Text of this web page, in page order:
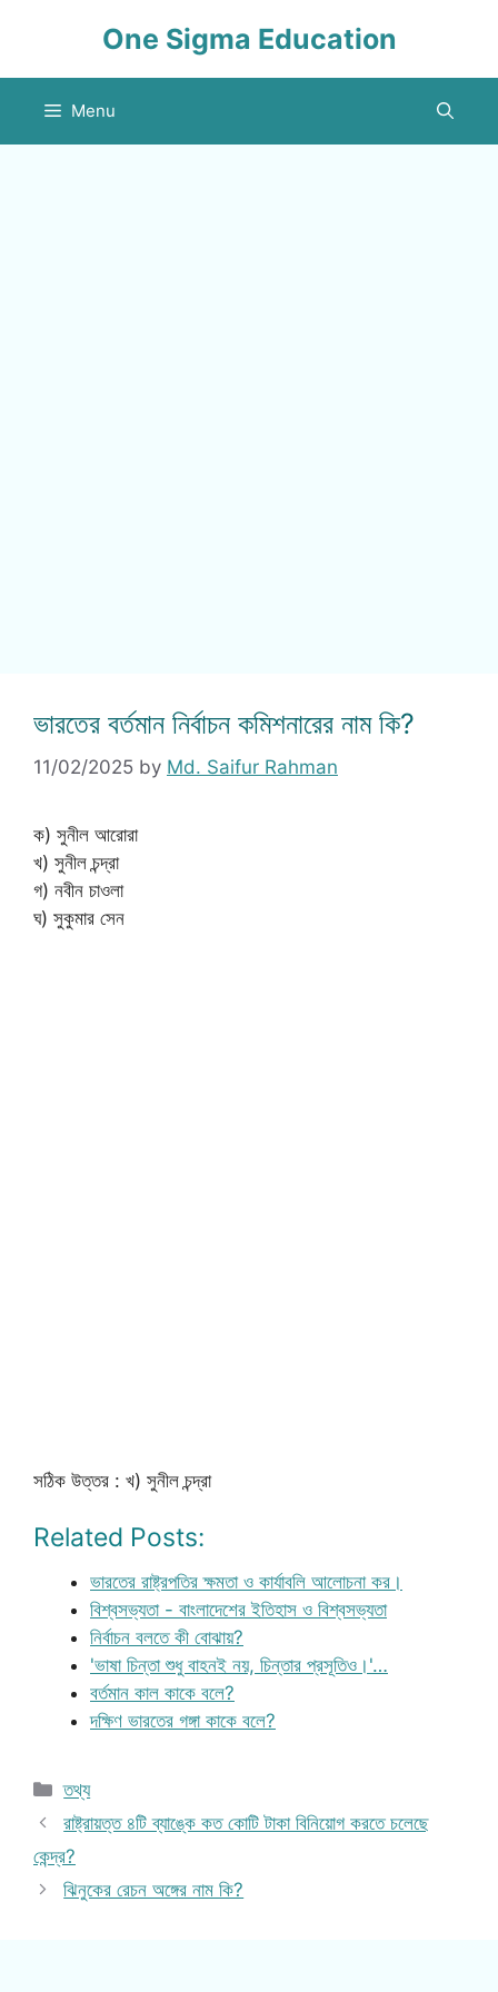
One Sigma Education
Menu
ভারতের বর্তমান নির্বাচন কমিশনারের নাম কি?
11/02/2025 by Md. Saifur Rahman
ক) সুনীল আরোরা
খ) সুনীল চন্দ্রা
গ) নবীন চাওলা
ঘ) সুকুমার সেন
সঠিক উত্তর : খ) সুনীল চন্দ্রা
Related Posts:
ভারতের রাষ্ট্রপতির ক্ষমতা ও কার্যাবলি আলোচনা কর।
বিশ্বসভ্যতা - বাংলাদেশের ইতিহাস ও বিশ্বসভ্যতা
নির্বাচন বলতে কী বোঝায়?
'ভাষা চিন্তা শুধু বাহনই নয়, চিন্তার প্রসূতিও।'…
বর্তমান কাল কাকে বলে?
দক্ষিণ ভারতের গঙ্গা কাকে বলে?
Categories
তথ্য
রাষ্ট্রায়ত্ত ৪টি ব্যাঙ্কে কত কোটি টাকা বিনিয়োগ করতে চলেছে
কেন্দ্র?
ঝিনুকের রেচন অঙ্গের নাম কি?